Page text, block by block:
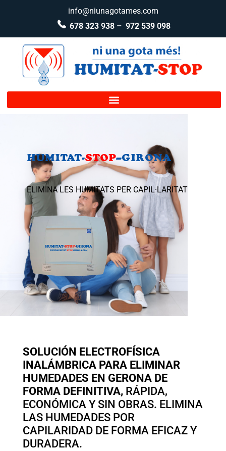
info@niunagotames.com
678 323 938 – 972 539 098
HUMITAT-STOP–GIRONA
ELIMINA LES HUMITATS PER CAPIL·LARITAT
SOLUCIÓN ELECTROFÍSICA
INALÁMBRICA PARA ELIMINAR
HUMEDADES EN GERONA DE
FORMA DEFINITIVA,RÁPIDA,
ECONÓMICA Y SIN OBRAS. ELIMINA
LAS HUMEDADES POR
CAPILARIDAD DE FORMA EFICAZ Y
DURADERA.